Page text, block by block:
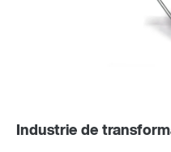
Codeurs
Industrie de